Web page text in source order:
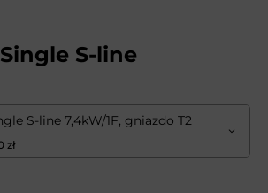
S-line
S-line 7,4kW/1F, gniazdo T2
zł